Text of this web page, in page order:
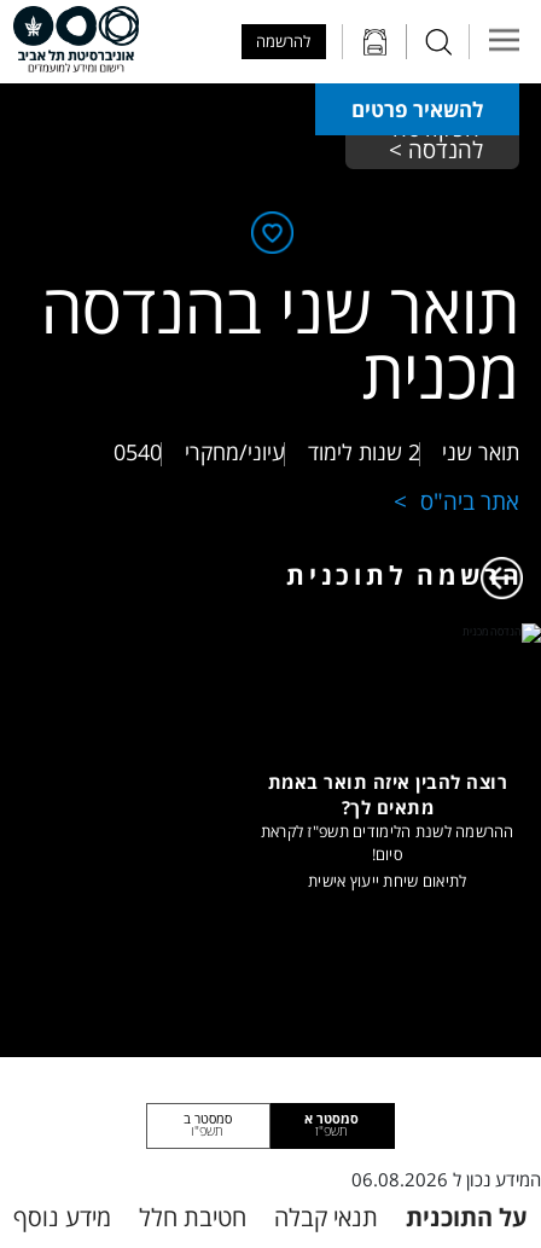
להרשמה
להשאיר פרטים
הפקולטה
להנדסה >
תואר שני בהנדסה
מכנית
תואר שני 2 שנות לימוד עיוני/מחקרי 0540
אתר ביה"ס
הרשמה לתוכנית
רוצה להבין איזה תואר באמת
מתאים לך?
ההרשמה לשנת הלימודים תשפ"ז לקראת
סיום!
לתיאום שיחת ייעוץ אישית
סמסטר א
תשפ"ז
סמסטר ב
תשפ"ו
המידע נכון ל 06.08.2026
על התוכנית תנאי קבלה חטיבת חלל מידע נוסף